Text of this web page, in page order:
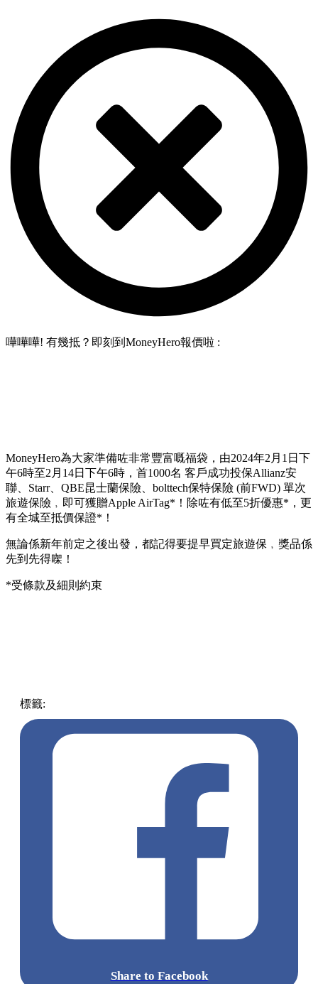
嘩嘩嘩! 有幾抵？即刻到MoneyHero報價啦 :
MoneyHero為大家準備咗非常豐富嘅福袋，由2024年2月1日下
午6時至2月14日下午6時，首1000名 客戶成功投保Allianz安
聯、Starr、QBE昆士蘭保險、bolttech保特保險 (前FWD) 單次
旅遊保險﹐即可獲贈Apple AirTag*！除咗有低至5折優惠*，更
有全城至抵價保證*！
無論係新年前定之後出發，都記得要提早買定旅遊保﹐獎品係
先到先得㗎！
*受條款及細則約束
標籤:
Share to Facebook